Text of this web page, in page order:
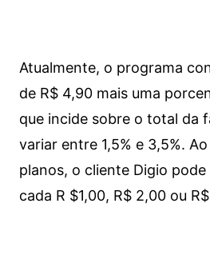
Atualmente, o programa
de R$ 4,90 mais uma
que incide sobre o total da
variar entre 1,5% e 3,5%.
planos, o cliente Digio
cada R $1,00, R$ 2,00 ou